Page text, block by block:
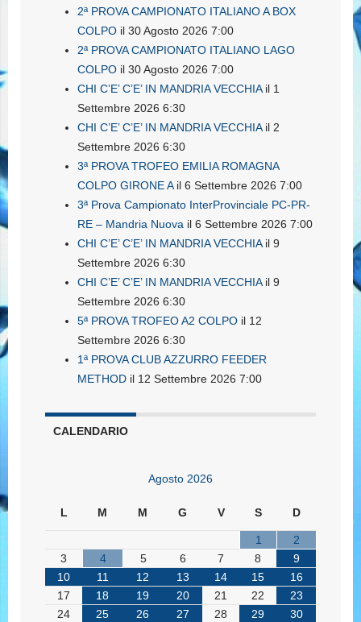
2ª PROVA CAMPIONATO ITALIANO A BOX
COLPO il 30 Agosto 2026 7:00
2ª PROVA CAMPIONATO ITALIANO LAGO
COLPO il 30 Agosto 2026 7:00
CHI C’E’ C’E’ IN MANDRIA VECCHIAil 1
Settembre 2026 6:30
CHI C’E’ C’E’ IN MANDRIA VECCHIAil 2
Settembre 2026 6:30
3ª PROVA TROFEO EMILIA ROMAGNA
COLPO GIRONE Ail 6 Settembre 2026 7:00
3ª Prova Campionato InterProvinciale PC-PR-
RE – Mandria Nuova il 6 Settembre 2026 7:00
CHI C’E’ C’E’ IN MANDRIA VECCHIAil 9
Settembre 2026 6:30
CHI C’E’ C’E’ IN MANDRIA VECCHIAil 9
Settembre 2026 6:30
5ª PROVA TROFEO A2 COLPO il 12
Settembre 2026 6:30
1ª PROVA CLUB AZZURRO FEEDER
METHOD il 12 Settembre 2026 7:00
CALENDARIO
Agosto 2026
L M M G V S D
1
2
3
4 5 6 7 8
9
10
11 12 13 14 15
16
17
18 19 20 21 22
23
24
25 26 27 28 29
30